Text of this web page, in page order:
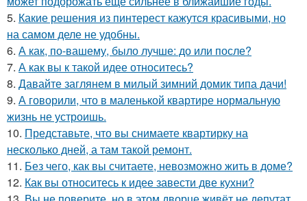
5. Какие решения из пинтерест кажутся красивыми, но
на самом деле не удобны.
6. А как, по-вашему, было лучше: до или после?
7. А как вы к такой идее относитесь?
8. Давайте заглянем в милый зимний домик типа дачи!
9. А говорили, что в маленькой квартире нормальную
жизнь не устроишь.
10. Представьте, что вы снимаете квартирку на
несколько дней, а там такой ремонт.
11. Без чего, как вы считаете, невозможно жить в доме?
12. Как вы относитесь к идее завести две кухни?